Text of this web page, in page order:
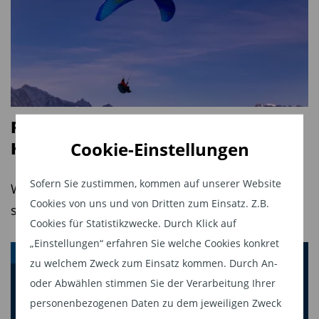
Cookie-Einstellungen
Sofern Sie zustimmen, kommen auf unserer Website
Cookies von uns und von Dritten zum Einsatz. Z.B.
Cookies für Statistikzwecke. Durch Klick auf
„Einstellungen“ erfahren Sie welche Cookies konkret
zu welchem Zweck zum Einsatz kommen. Durch An-
oder Abwählen stimmen Sie der Verarbeitung Ihrer
personenbezogenen Daten zu dem jeweiligen Zweck
die Ertragschance sei nur sehr begrenzt und
würde die Fremdwährungsrisiken nicht
aufwiegen. 95 Prozent der Anleihen stammen aus
der sogenannten DACH-Region Deutschland,
Österreich und Schweiz. Dazu kommen
skandinavische Papiere. Kurzum: Es ist ein
Europa-Rentenfonds mit sehr überschaubarem
Währungsrisiko. Auch will Spies keine großen
Zinssensitivitäten im Portfolio haben. „Das
Portfolio hat natürlich Kreditrisiken. Auf
Zinsänderungen reagiert unser Portfolio jedoch
kaum“, sagt Tobias Spies. Ein dritter wichtiger
Faktor zur Begrenzung des Risikos sei die
Konzentration auf Anleihen von Schuldnern mit
hoher Bonität. „Wir beobachten, dass allgemein
Fünf aktuelle Chancen am
Hochzinsmarkt
Wenn sich die Marktbedingungen ändern,
stechen Chancen hervor.
HOCHZINSANLEIHEN